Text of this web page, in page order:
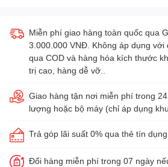
Miễn phí giao hàng toàn quốc qua
3.000.000 VNĐ. Không áp dụng với
qua COD và hàng hóa kích thước
trị cao, hàng dễ vỡ..
Giao hàng tận nơi miễn phí trong
lượng hoặc bộ máy (chỉ áp dụng
Trả góp lãi suất 0% qua thẻ tín
Đổi hàng miễn phí trong 07 ngày